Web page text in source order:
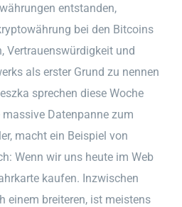
entstanden,
bei den Bitcoins
Vertrauenswürdigkeit und
als erster Grund zu nennen
sprechen diese Woche
Datenpanne zum
macht ein Beispiel von
Wenn wir uns heute im Web
kaufen. Inzwischen
einem breiteren, ist meistens